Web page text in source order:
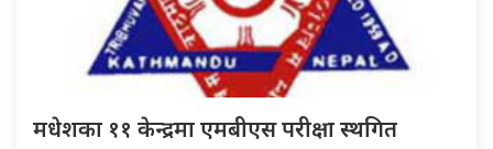
मधेशका ११ केन्द्रमा एमबीएस परीक्षा स्थगित